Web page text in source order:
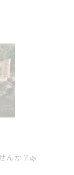
んか？🌿